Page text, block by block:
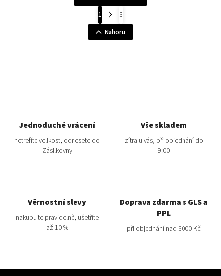
1
3
Nahoru
Jednoduché vrácení
netrefíte velikost, odnesete do
Zásilkovny
Vše skladem
zítra u vás, při objednání do
9:00
Věrnostní slevy
nakupujte pravidelně, ušetříte
až 10 %
Doprava zdarma s GLS a
PPL
při objednání nad 3000 Kč